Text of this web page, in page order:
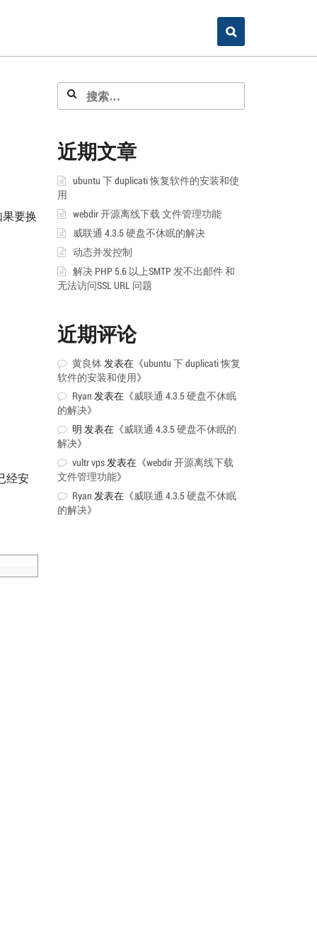
要换
经安
搜
索：
近期文章
ubuntu 下 duplicati 恢复软件的安装和使
用
webdir 开源离线下载 文件管理功能
威联通 4.3.5 硬盘不休眠的解决
动态并发控制
解决 PHP 5.6 以上SMTP 发不出邮件 和
无法访问SSL URL 问题
近期评论
黄良钵 发表在《ubuntu 下 duplicati 恢复
软件的安装和使用》
Ryan 发表在《威联通 4.3.5 硬盘不休眠
的解决》
明 发表在《威联通 4.3.5 硬盘不休眠的
解决》
vultr vps发表在《webdir 开源离线下载
文件管理功能》
Ryan 发表在《威联通 4.3.5 硬盘不休眠
的解决》